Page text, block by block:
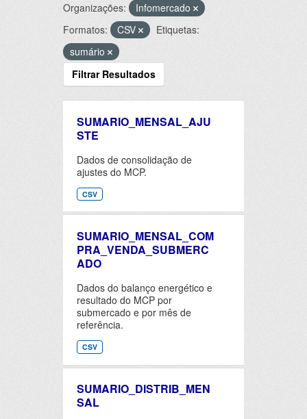
Organizações:
Infomercado
Formatos:
CSV
Etiquetas:
sumário
Filtrar Resultados
SUMARIO_MENSAL_AJU
STE
Dados de consolidação de
ajustes do MCP.
CSV
SUMARIO_MENSAL_COM
PRA_VENDA_SUBMERC
ADO
Dados do balanço energético e
resultado do MCP por
submercado e por mês de
referência.
CSV
SUMARIO_DISTRIB_MEN
SAL